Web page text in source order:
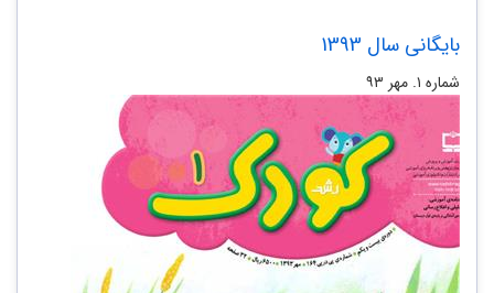
بایگانی سال 1393
شماره ۱. مهر ۹۳